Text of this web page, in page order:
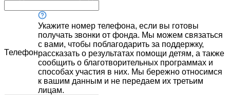
Телефон
Укажите номер телефона, если вы готовы
получать звонки от фонда. Мы можем связаться
с вами, чтобы поблагодарить за поддержку,
рассказать о результатах помощи детям, а также
сообщить о благотворительных программах и
способах участия в них. Мы бережно относимся
к вашим данным и не передаем их третьим
лицам.